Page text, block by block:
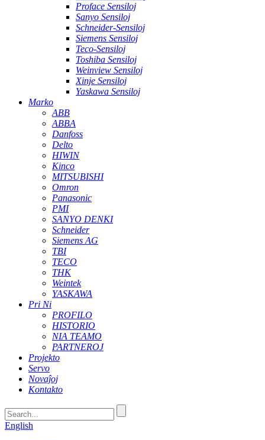
Proface Sensiloj
Sanyo Sensiloj
Schneider-Sensiloj
Siemens Sensiloj
Teco-Sensiloj
Toshiba Sensiloj
Weinview Sensiloj
Xinje Sensiloj
Yaskawa Sensiloj
Marko
ABB
ABBA
Danfoss
Delto
HIWIN
Kinco
MITSUBISHI
Omron
Panasonic
PMI
SANYO DENKI
Schneider
Siemens AG
TBI
TECO
THK
Weintek
YASKAWA
Pri Ni
PROFILO
HISTORIO
NIA TEAMO
PARTNEROJ
Projekto
Servo
Novaĵoj
Kontakto
English